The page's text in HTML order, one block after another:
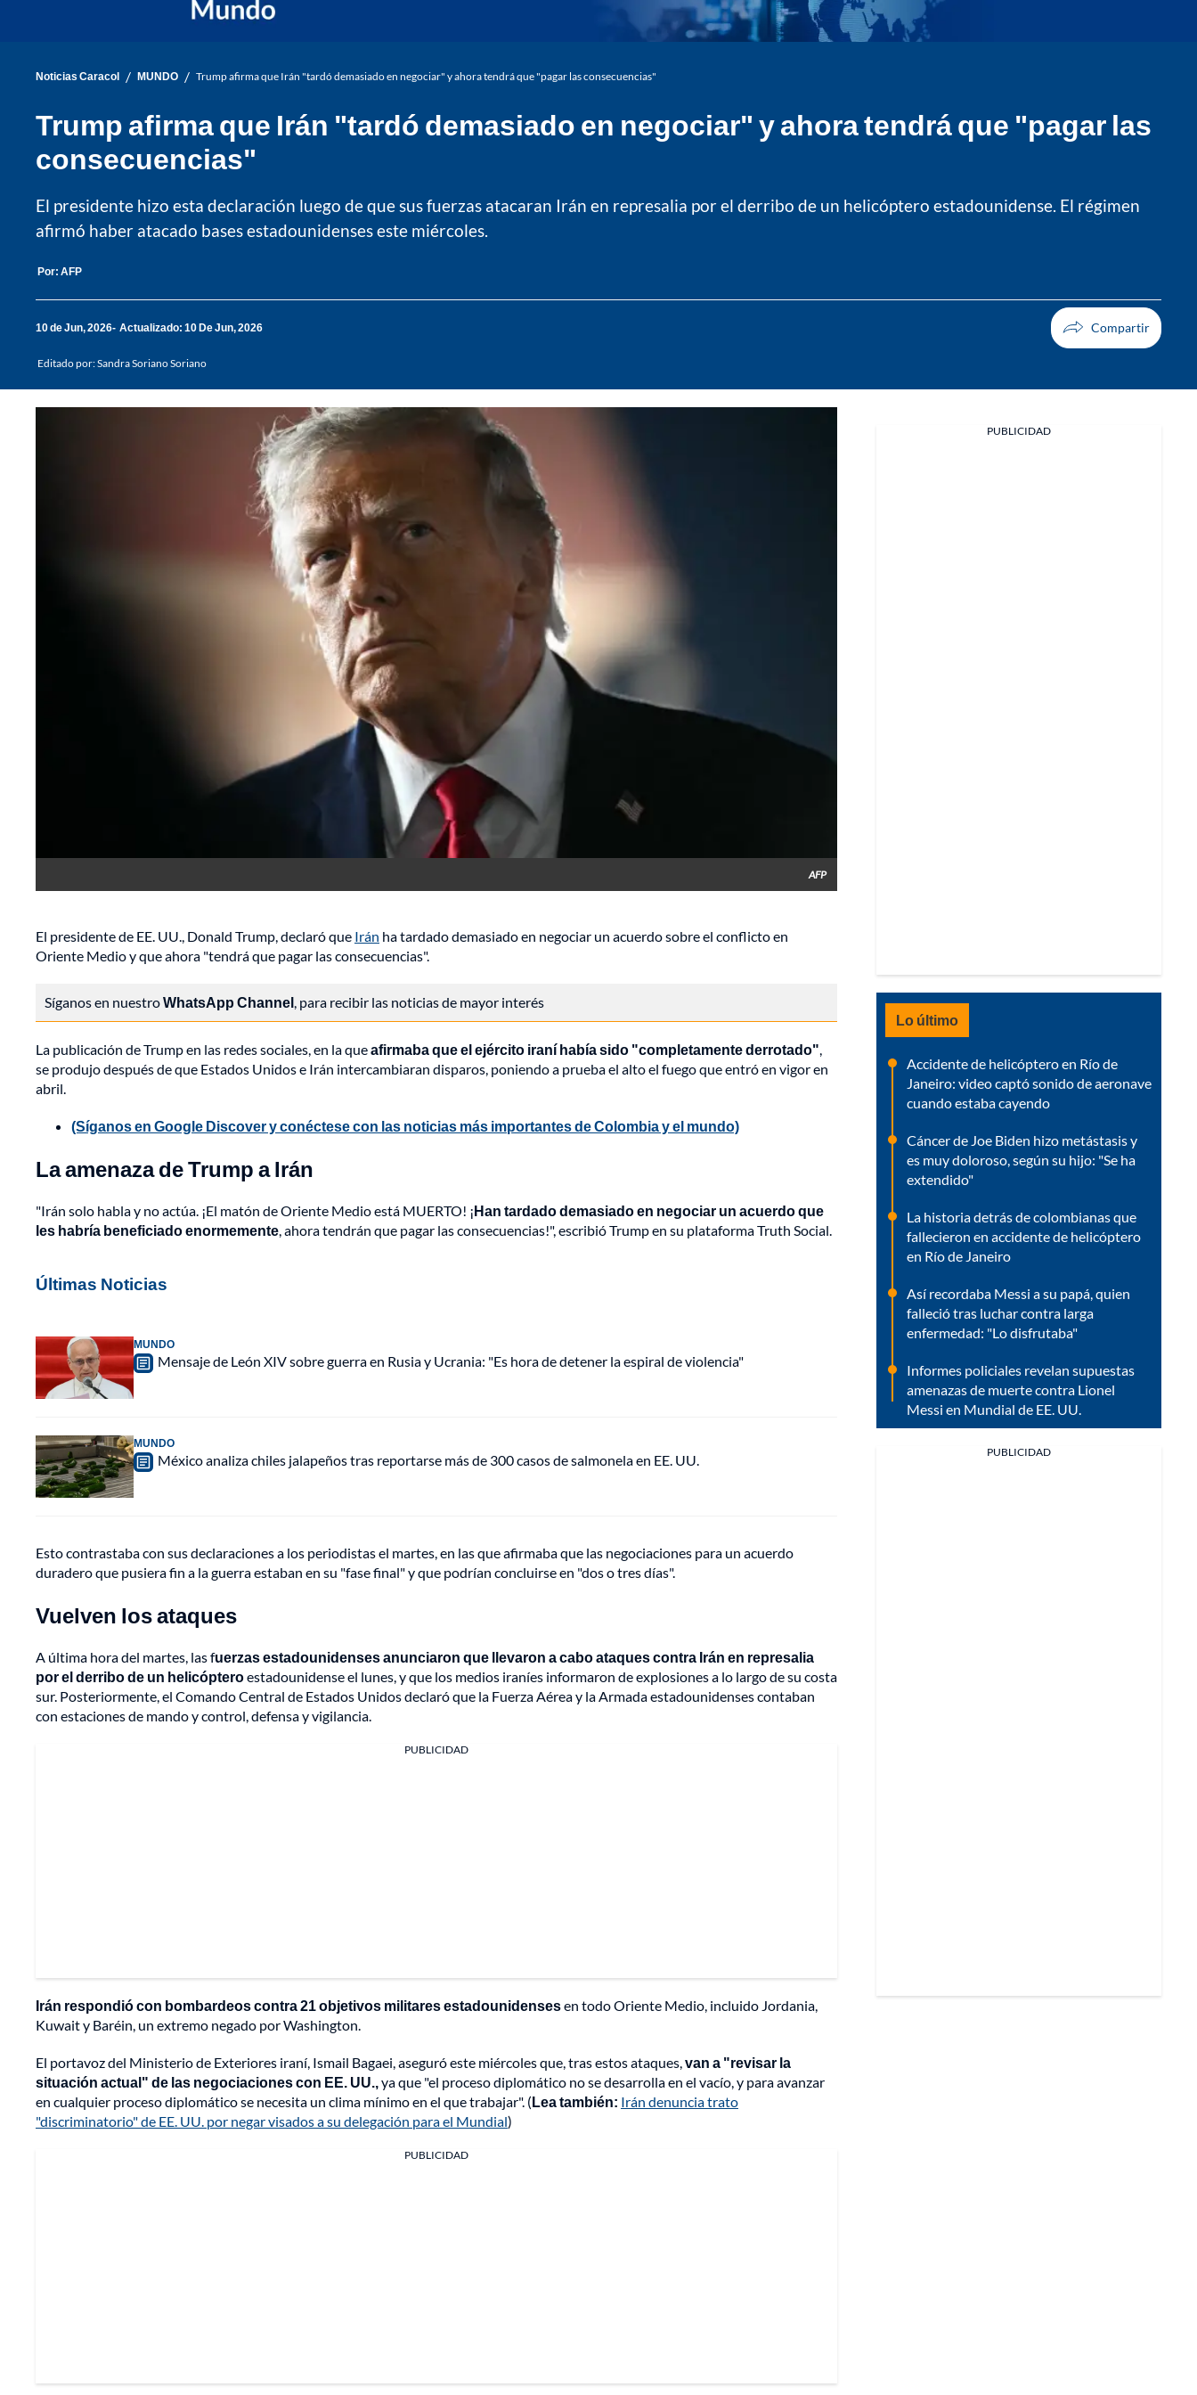
Noticias Caracol / MUNDO / Trump afirma que Irán "tardó demasiado en negociar" y ahora tendrá que "pagar las consecuencias"
Trump afirma que Irán "tardó demasiado en negociar" y ahora tendrá que "pagar las
consecuencias"
El presidente hizo esta declaración luego de que sus fuerzas atacaran Irán en represalia por el derribo de un helicóptero estadounidense. El régimen
afirmó haber atacado bases estadounidenses este miércoles.
Por: AFP
10 de Jun, 2026 Actualizado: 10 De Jun, 2026
Editado por:Sandra Soriano Soriano
AFP
El presidente de EE. UU., Donald Trump, declaró que Irán ha tardado demasiado en negociar un acuerdo sobre el conflicto en
Oriente Medio y que ahora "tendrá que pagar las consecuencias".
Síganos en nuestroWhatsApp Channel, para recibir las noticias de mayor interés
La publicación de Trump en las redes sociales, en la queafirmaba que el ejército iraní había sido "completamente derrotado",
se produjo después de que Estados Unidos e Irán intercambiaran disparos, poniendo a prueba el alto el fuego que entró en vigor en
abril.
(Síganos en Google Discover y conéctese con las noticias más importantes de Colombia y el mundo)
La amenaza de Trump a Irán
"Irán solo habla y no actúa. ¡El matón de Oriente Medio está MUERTO! ¡Han tardado demasiado en negociar un acuerdo que
les habría beneficiado enormemente, ahora tendrán que pagar las consecuencias!", escribió Trump en su plataforma Truth Social.
Últimas Noticias
MUNDO
Mensaje de León XIV sobre guerra en Rusia y Ucrania: "Es hora de detener la espiral de violencia"
MUNDO
México analiza chiles jalapeños tras reportarse más de 300 casos de salmonela en EE. UU.
Esto contrastaba con sus declaraciones a los periodistas el martes, en las que afirmaba que las negociaciones para un acuerdo
duradero que pusiera fin a la guerra estaban en su "fase final" y que podrían concluirse en "dos o tres días".
Vuelven los ataques
A última hora del martes, las fuerzas estadounidenses anunciaron que llevaron a cabo ataques contra Irán en represalia
por el derribo de un helicópteroestadounidense el lunes, y que los medios iraníes informaron de explosiones a lo largo de su costa
sur. Posteriormente, el Comando Central de Estados Unidos declaró que la Fuerza Aérea y la Armada estadounidenses contaban
con estaciones de mando y control, defensa y vigilancia.
PUBLICIDAD
Irán respondió con bombardeos contra 21 objetivos militares estadounidensesen todo Oriente Medio, incluido Jordania,
Kuwait y Baréin, un extremo negado por Washington.
El portavoz del Ministerio de Exteriores iraní, Ismail Bagaei, aseguró este miércoles que, tras estos ataques,van a "revisar la
situación actual" de las negociaciones con EE. UU.,ya que "el proceso diplomático no se desarrolla en el vacío, y para avanzar
en cualquier proceso diplomático se necesita un clima mínimo en el que trabajar". (Lea también: Irán denuncia trato
"discriminatorio" de EE. UU. por negar visados a su delegación para el Mundial)
PUBLICIDAD
PUBLICIDAD
Lo último
Accidente de helicóptero en Río de
Janeiro: video captó sonido de aeronave
cuando estaba cayendo
Cáncer de Joe Biden hizo metástasis y
es muy doloroso, según su hijo: "Se ha
extendido"
La historia detrás de colombianas que
fallecieron en accidente de helicóptero
en Río de Janeiro
Así recordaba Messi a su papá, quien
falleció tras luchar contra larga
enfermedad: "Lo disfrutaba"
Informes policiales revelan supuestas
amenazas de muerte contra Lionel
Messi en Mundial de EE. UU.
PUBLICIDAD